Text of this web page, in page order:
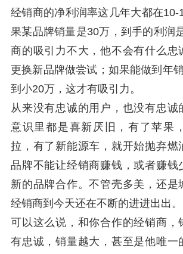
经销商的净利润率这几年大都在10-
果某品牌销量是30万，到手的利润
商的吸引力不大，他不会有什么忠
更换新品牌做尝试；如果能做到年
到小20万，这才有吸引力。
从来没有忠诚的用户，也没有忠诚
意识里都是喜新厌旧，有了苹果
拉，有了新能源车，就开始抛弃燃
品牌不能让经销商赚钱，或者赚钱
新的品牌合作。不管壳多美，还是
经销商到今天还在不断的进进出出。
可以这么说，和你合作的经销商，
有忠诚，销量越大，甚至是他唯一